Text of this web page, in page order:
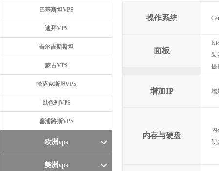
巴基斯坦VPS
迪拜VPS
吉尔吉斯斯坦
蒙古VPS
哈萨克斯坦VPS
以色列VPS
塞浦路斯VPS
欧洲vps
美洲vps
操作系统
面板
装
提
增加IP 增
内存与硬盘
内
硬